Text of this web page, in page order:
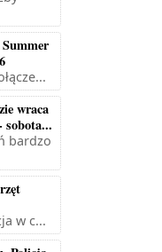
wraca
sobota...
bardzo
w c...